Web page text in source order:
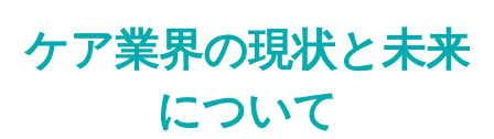
contentケア業界の現状と未来
について